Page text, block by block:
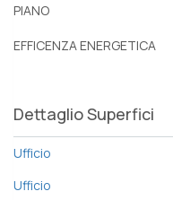
PIANO
EFFICENZA ENERGETICA
Dettaglio Superfici
Ufficio
Ufficio